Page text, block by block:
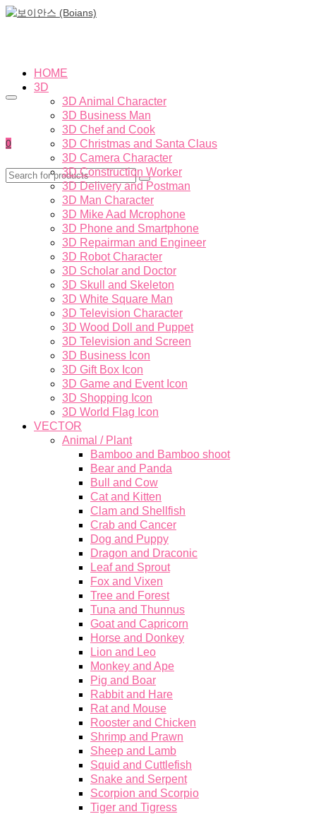
0
HOME
3D
3D Animal Character
3D Business Man
3D Chef and Cook
3D Christmas and Santa Claus
3D Camera Character
3D Construction Worker
3D Delivery and Postman
3D Man Character
3D Mike Aad Mcrophone
3D Phone and Smartphone
3D Repairman and Engineer
3D Robot Character
3D Scholar and Doctor
3D Skull and Skeleton
3D White Square Man
3D Television Character
3D Wood Doll and Puppet
3D Television and Screen
3D Business Icon
3D Gift Box Icon
3D Game and Event Icon
3D Shopping Icon
3D World Flag Icon
VECTOR
Animal / Plant
Bamboo and Bamboo shoot
Bear and Panda
Bull and Cow
Cat and Kitten
Clam and Shellfish
Crab and Cancer
Dog and Puppy
Dragon and Draconic
Leaf and Sprout
Fox and Vixen
Tree and Forest
Tuna and Thunnus
Goat and Capricorn
Horse and Donkey
Lion and Leo
Monkey and Ape
Pig and Boar
Rabbit and Hare
Rat and Mouse
Rooster and Chicken
Shrimp and Prawn
Sheep and Lamb
Squid and Cuttlefish
Snake and Serpent
Scorpion and Scorpio
Tiger and Tigress